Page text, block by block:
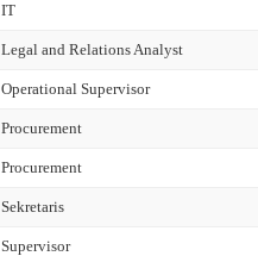
IT
Legal and Relations Analyst
Operational Supervisor
Procurement
Procurement
Sekretaris
Supervisor